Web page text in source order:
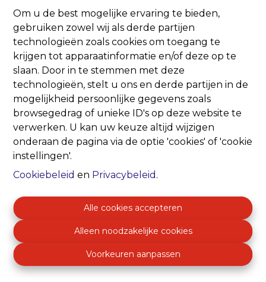
Om u de best mogelijke ervaring te bieden,
gebruiken zowel wij als derde partijen
technologieën zoals cookies om toegang te
krijgen tot apparaatinformatie en/of deze op te
slaan. Door in te stemmen met deze
technologieën, stelt u ons en derde partijen in de
mogelijkheid persoonlijke gegevens zoals
browsegedrag of unieke ID's op deze website te
verwerken. U kan uw keuze altijd wijzigen
onderaan de pagina via de optie 'cookies' of 'cookie
instellingen'.
Cookiebeleid en Privacybeleid .
Alle cookies accepteren
Alleen noodzakelijke cookies
Voorkeuren aanpassen
Oeps, deze pagina
bestaat niet meer
Te koop Te huur
Top Immo
Handelslei 156